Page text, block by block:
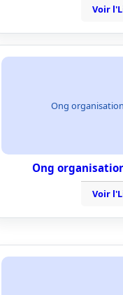
Voir
Ong
Ong
Voir